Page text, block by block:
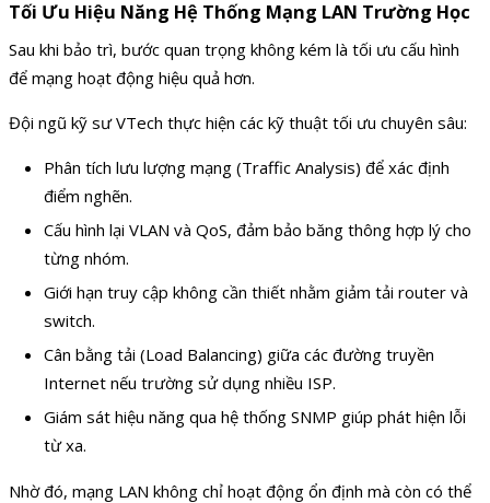
Tối Ưu Hiệu Năng Hệ Thống Mạng LAN Trường Học
Sau khi bảo trì, bước quan trọng không kém là tối ưu cấu hình
để mạng hoạt động hiệu quả hơn.
Đội ngũ kỹ sư VTech thực hiện các kỹ thuật tối ưu chuyên sâu:
Phân tích lưu lượng mạng (Traffic Analysis) để xác định
điểm nghẽn.
Cấu hình lại VLAN và QoS, đảm bảo băng thông hợp lý cho
từng nhóm.
Giới hạn truy cập không cần thiết nhằm giảm tải router và
switch.
Cân bằng tải (Load Balancing) giữa các đường truyền
Internet nếu trường sử dụng nhiều ISP.
Giám sát hiệu năng qua hệ thống SNMP giúp phát hiện lỗi
từ xa.
Nhờ đó, mạng LAN không chỉ hoạt động ổn định mà còn có thể